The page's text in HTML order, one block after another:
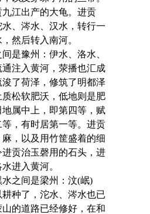
江出产的大龟。进贡
、涔水、汉水，转行一
然后转入南河。
豫州：伊水、洛水、
注入黄河，荥播也汇成
了荷泽，修筑了明都泽
松软肥沃，低地则是肥
属中上，即第四等，赋
，有时居第一等。进贡
，以及用竹筐盛着的细
贡治玉磬用的石头，进
进入黄河。
之间是梁州：汶(岷)
种了，沱水、涔水也已
的道路已经修好，在和